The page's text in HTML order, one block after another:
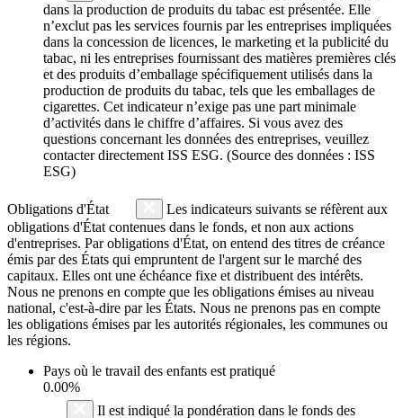
dans la production de produits du tabac est présentée. Elle
n’exclut pas les services fournis par les entreprises impliquées
dans la concession de licences, le marketing et la publicité du
tabac, ni les entreprises fournissant des matières premières clés
et des produits d’emballage spécifiquement utilisés dans la
production de produits du tabac, tels que les emballages de
cigarettes. Cet indicateur n’exige pas une part minimale
d’activités dans le chiffre d’affaires. Si vous avez des
questions concernant les données des entreprises, veuillez
contacter directement ISS ESG. (Source des données : ISS
ESG)
Obligations d'État
Les indicateurs suivants se réfèrent aux
obligations d'État contenues dans le fonds, et non aux actions
d'entreprises. Par obligations d'État, on entend des titres de créance
émis par des États qui empruntent de l'argent sur le marché des
capitaux. Elles ont une échéance fixe et distribuent des intérêts.
Nous ne prenons en compte que les obligations émises au niveau
national, c'est-à-dire par les États. Nous ne prenons pas en compte
les obligations émises par les autorités régionales, les communes ou
les régions.
Pays où le travail des enfants est pratiqué
0.00%
Il est indiqué la pondération dans le fonds des